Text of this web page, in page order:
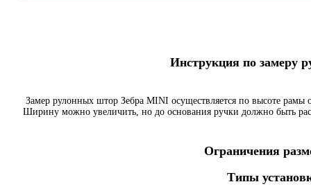
Инструкция по
Замер рулонных штор Зебра MINI осуществляется по высоте
Ширину можно увеличить, но до основания ручки должно быть
Ограничения
Типы